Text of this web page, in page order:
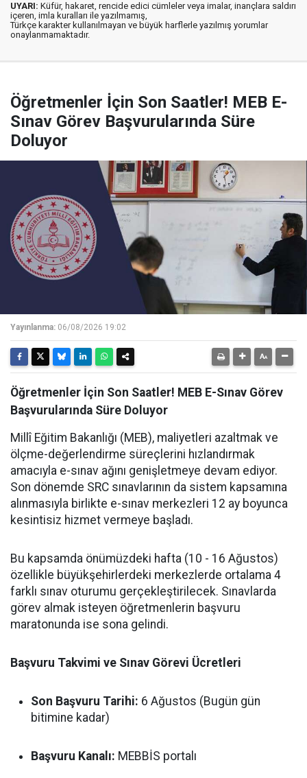
UYARI: Küfür, hakaret, rencide edici cümleler veya imalar, inançlara saldırı
içeren, imla kuralları ile yazılmamış,
Türkçe karakter kullanılmayan ve büyük harflerle yazılmış yorumlar
onaylanmamaktadır.
Öğretmenler İçin Son Saatler! MEB E-
Sınav Görev Başvurularında Süre
Doluyor
Yayınlanma: 06/08/2026 19:02
Öğretmenler İçin Son Saatler! MEB E-Sınav Görev
Başvurularında Süre Doluyor
Millî Eğitim Bakanlığı (MEB), maliyetleri azaltmak ve
ölçme-değerlendirme süreçlerini hızlandırmak
amacıyla e-sınav ağını genişletmeye devam ediyor.
Son dönemde SRC sınavlarının da sistem kapsamına
alınmasıyla birlikte e-sınav merkezleri 12 ay boyunca
kesintisiz hizmet vermeye başladı.
Bu kapsamda önümüzdeki hafta (10 - 16 Ağustos)
özellikle büyükşehirlerdeki merkezlerde ortalama 4
farklı sınav oturumu gerçekleştirilecek. Sınavlarda
görev almak isteyen öğretmenlerin başvuru
maratonunda ise sona gelindi.
Başvuru Takvimi ve Sınav Görevi Ücretleri
Son Başvuru Tarihi: 6 Ağustos (Bugün gün
bitimine kadar)
Başvuru Kanalı: MEBBİS portalı